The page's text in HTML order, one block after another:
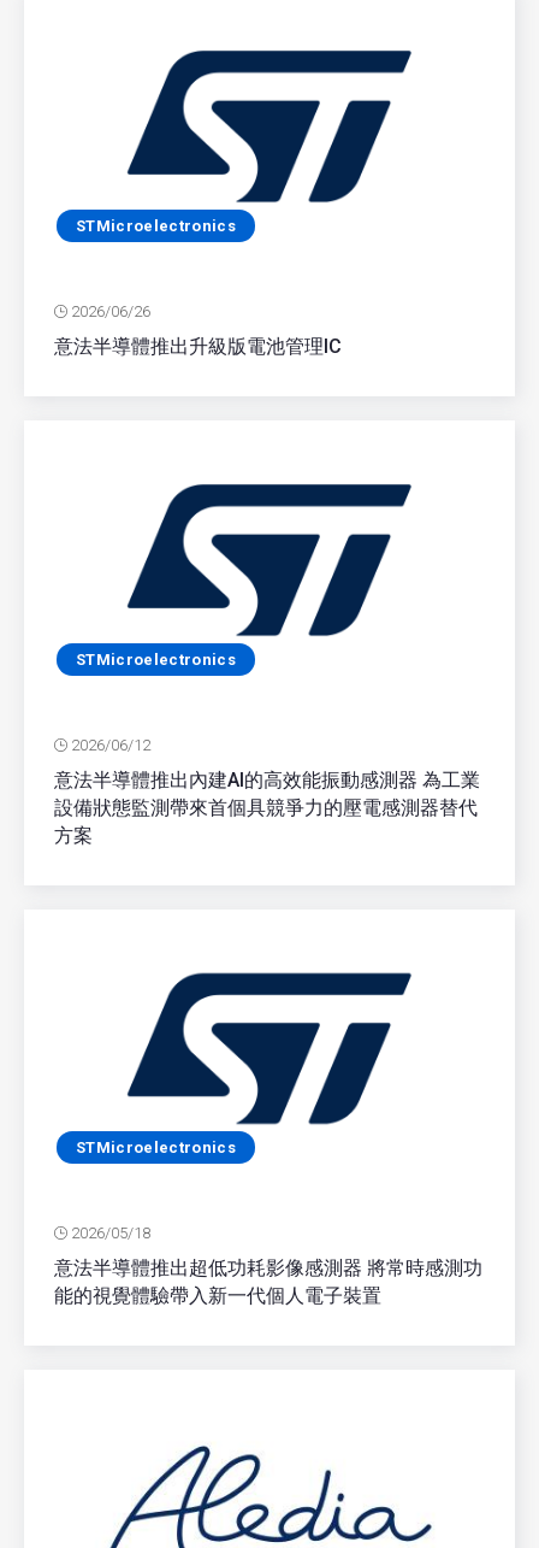
STMicroelectronics
2026/06/26
意法半導體推出升級版電池管理IC
STMicroelectronics
2026/06/12
意法半導體推出內建AI的高效能振動感測器 為工業
設備狀態監測帶來首個具競爭力的壓電感測器替代
方案
STMicroelectronics
2026/05/18
意法半導體推出超低功耗影像感測器 將常時感測功
能的視覺體驗帶入新一代個人電子裝置